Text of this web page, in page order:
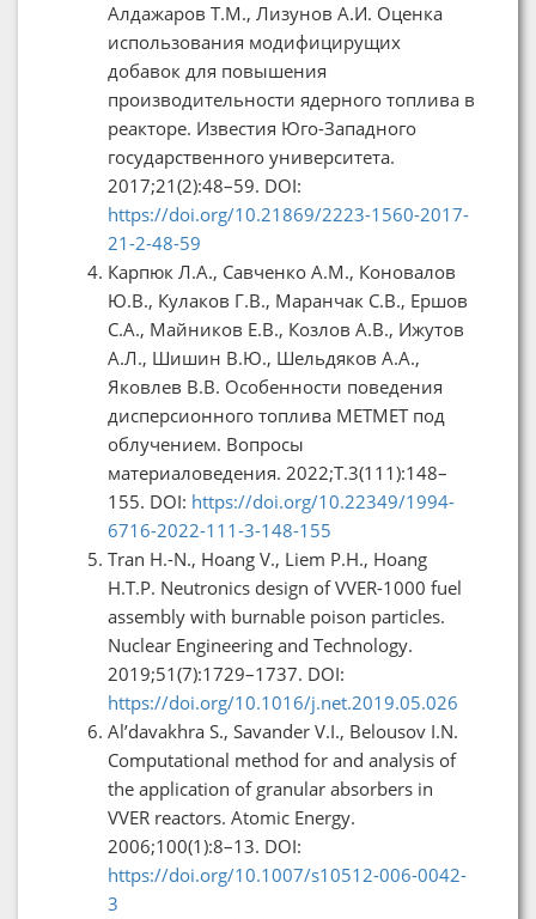
Алдажаров Т.М., Лизунов А.И. Оценка
использования модифицирущих
добавок для повышения
производительности ядерного топлива в
реакторе. Известия Юго-Западного
государственного университета.
2017;21(2):48–59. DOI:
https://doi.org/10.21869/2223-1560-2017-
21-2-48-59
Карпюк Л.А., Савченко А.М., Коновалов
Ю.В., Кулаков Г.В., Маранчак С.В., Ершов
С.А., Майников Е.В., Козлов А.В., Ижутов
А.Л., Шишин В.Ю., Шельдяков А.А.,
Яковлев В.В. Особенности поведения
дисперсионного топлива МЕТМЕТ под
облучением. Вопросы
материаловедения. 2022;Т.3(111):148–
155. DOI: https://doi.org/10.22349/1994-
6716-2022-111-3-148-155
Tran H.-N., Hoang V., Liem P.H., Hoang
H.T.P. Neutronics design of VVER-1000 fuel
assembly with burnable poison particles.
Nuclear Engineering and Technology.
2019;51(7):1729–1737. DOI:
https://doi.org/10.1016/j.net.2019.05.026
Al’davakhra S., Savander V.I., Belousov I.N.
Computational method for and analysis of
the application of granular absorbers in
VVER reactors. Atomic Energy.
2006;100(1):8–13. DOI:
https://doi.org/10.1007/s10512-006-0042-
3